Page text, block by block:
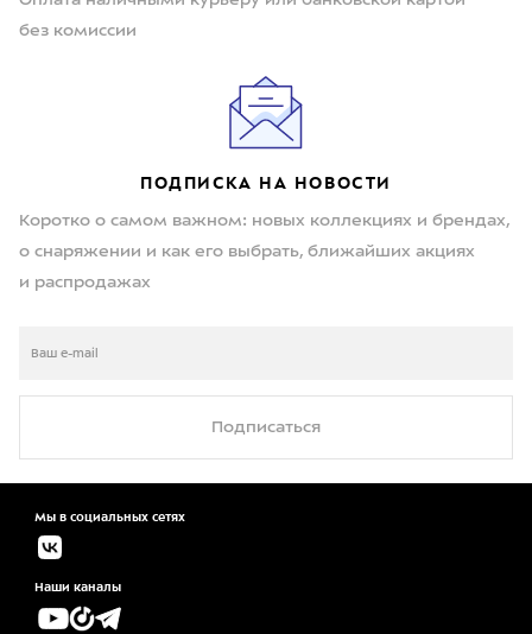
без комиссии
ПОДПИСКА НА НОВОСТИ
Коротко о самом важном: новых коллекциях и брендах,
о снаряжении и как его выбрать, ближайших акциях
и распродажах
Подписаться
Мы в социальных сетях
Наши каналы